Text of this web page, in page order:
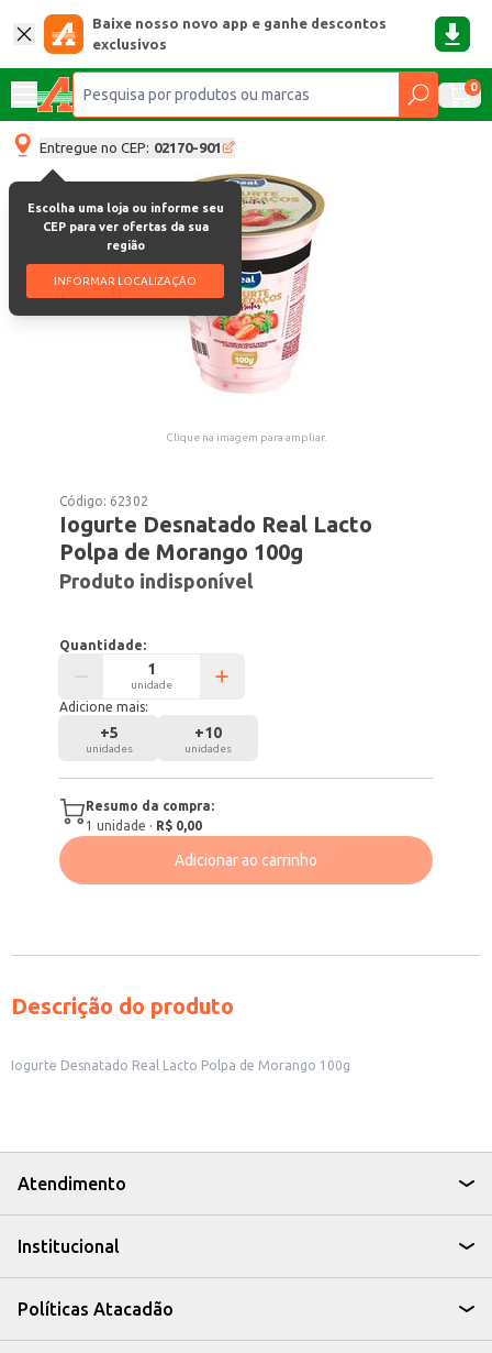
Baixe nosso novo app e ganhe descontos
exclusivos
0
Entregue no CEP: 02170-901
Escolha uma loja ou informe seu
CEP para ver ofertas da sua
região
INFORMAR LOCALIZAÇÃO
Clique na imagem para ampliar.
Código: 62302
Iogurte Desnatado Real Lacto
Polpa de Morango 100g
Produto indisponível
Quantidade:
unidade
Adicione mais:
+5
unidades
+10
unidades
Resumo da compra:
1 unidade · R$ 0,00
Adicionar ao carrinho
Descrição do produto
Iogurte Desnatado Real Lacto Polpa de Morango 100g
Atendimento
Institucional
Políticas Atacadão